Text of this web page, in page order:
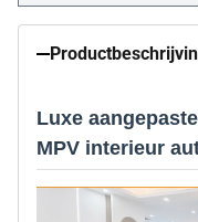
Luxe
MPV interieur